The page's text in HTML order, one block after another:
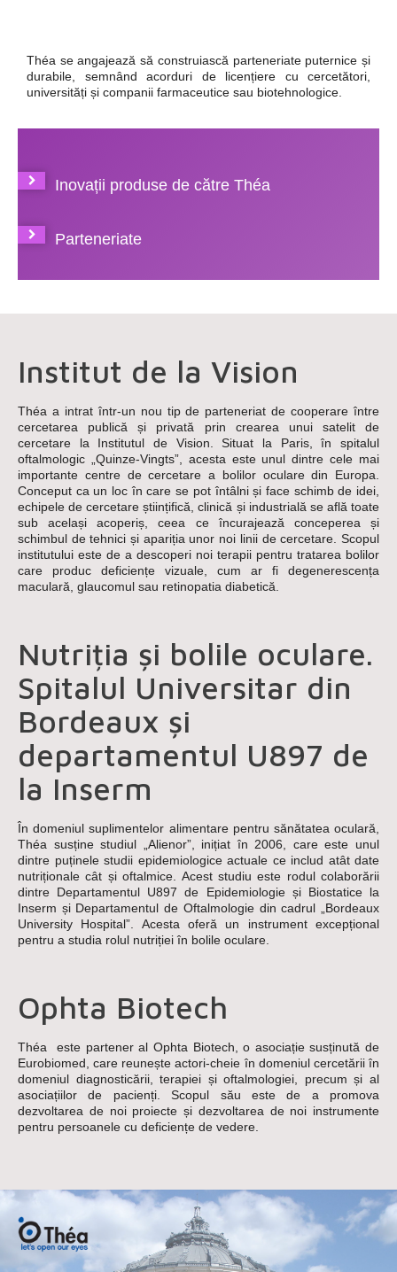
Théa se angajează să construiască parteneriate puternice și
durabile, semnând acorduri de licențiere cu cercetători,
universități și companii farmaceutice sau biotehnologice.
Inovații produse de către Théa
Parteneriate
Institut de la Vision
Théa a intrat într-un nou tip de parteneriat de cooperare între
cercetarea publică și privată prin crearea unui satelit de
cercetare la Institutul de Vision. Situat la Paris, în spitalul
oftalmologic „Quinze-Vingts”, acesta este unul dintre cele mai
importante centre de cercetare a bolilor oculare din Europa.
Conceput ca un loc în care se pot întâlni și face schimb de idei,
echipele de cercetare științifică, clinică și industrială se află toate
sub același acoperiș, ceea ce încurajează conceperea și
schimbul de tehnici și apariția unor noi linii de cercetare. Scopul
institutului este de a descoperi noi terapii pentru tratarea bolilor
care produc deficiențe vizuale, cum ar fi degenerescența
maculară, glaucomul sau retinopatia diabetică.
Nutriția și bolile oculare.
Spitalul Universitar din
Bordeaux și
departamentul U897 de
la Inserm
În domeniul suplimentelor alimentare pentru sănătatea oculară,
Théa susține studiul „Alienor”, inițiat în 2006, care este unul
dintre puținele studii epidemiologice actuale ce includ atât date
nutriționale cât și oftalmice. Acest studiu este rodul colaborării
dintre Departamentul U897 de Epidemiologie și Biostatice la
Inserm și Departamentul de Oftalmologie din cadrul „Bordeaux
University Hospital”. Acesta oferă un instrument excepțional
pentru a studia rolul nutriției în bolile oculare.
Ophta Biotech
Théa este partener al Ophta Biotech, o asociație susținută de
Eurobiomed, care reunește actori-cheie în domeniul cercetării în
domeniul diagnosticării, terapiei și oftalmologiei, precum și al
asociațiilor de pacienți. Scopul său este de a promova
dezvoltarea de noi proiecte și dezvoltarea de noi instrumente
pentru persoanele cu deficiențe de vedere.